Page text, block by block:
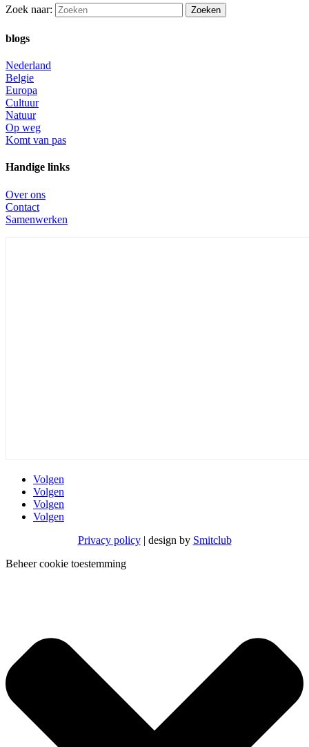
Zoek naar:
blogs
Nederland
Belgie
Europa
Cultuur
Natuur
Op weg
Komt van pas
Handige links
Over ons
Contact
Samenwerken
Volgen
Volgen
Volgen
Volgen
Privacy policy| design by Smitclub
Beheer cookie toestemming